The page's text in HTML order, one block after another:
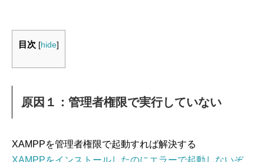
目次 [hide]
原因１：管理者権限で実行していない
XAMPPを管理者権限で起動すれば解決する
XAMPPをインストールしたのにエラーで起動しないぞ